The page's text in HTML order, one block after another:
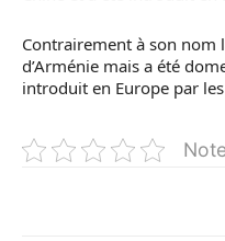
Contrairement à son nom
d’Arménie mais a été
introduit en Europe par les